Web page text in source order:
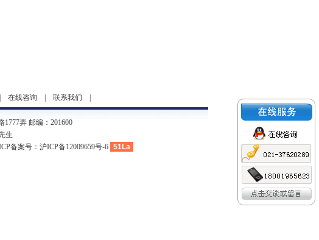
在线咨询 联系我们
弄 邮编：201600
生
备案号： 沪ICP备12009659号-6 51La